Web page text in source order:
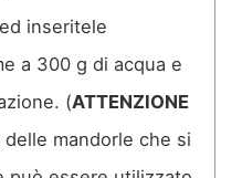
inseritele
a 300 g di acqua e
(ATTENZIONE
mandorle che si